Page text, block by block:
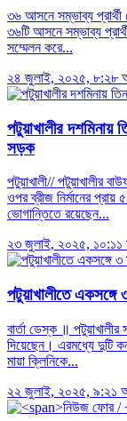
৩৬ আসনে সম্ভাব্য প্রার্থী
৩৬টি আসনে সম্ভাব্য
সম্মেলন করে...
২৪ জুলাই, ২০২৫, ৮:২৮
পটুয়াখালীর দশমিনায়
সড়ক
পটুয়াখালী// পটুয়াখালীর
ওপর ব্রীজ নির্মানের
ভোগান্তিতে রয়েছেন...
২৩ জুলাই, ২০২৫, ১০:১১
পটুয়াখালীতে একসঙ্গে
বার্তা ডেস্ক ॥
দিয়েছেন। এরমধ্যে দুটি
মায়া ক্লিনিকে...
২২ জুলাই, ২০২৫, ৯:২১